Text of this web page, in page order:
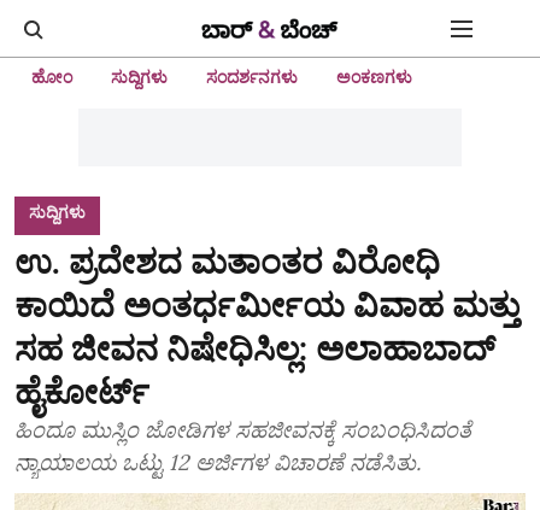
ಹೋಂ ಸುದ್ದಿಗಳು ಸಂದರ್ಶನಗಳು ಅಂಕಣಗಳು
ಸುದ್ದಿಗಳು
ಉ. ಪ್ರದೇಶದ ಮತಾಂತರ ವಿರೋಧಿ
ಕಾಯಿದೆ ಅಂತರ್ಧರ್ಮೀಯ ವಿವಾಹ ಮತ್ತು
ಸಹ ಜೀವನ ನಿಷೇಧಿಸಿಲ್ಲ: ಅಲಾಹಾಬಾದ್‌
ಹೈಕೋರ್ಟ್‌
ಹಿಂದೂ ಮುಸ್ಲಿಂ ಜೋಡಿಗಳ ಸಹಜೀವನಕ್ಕೆ ಸಂಬಂಧಿಸಿದಂತೆ
ನ್ಯಾಯಾಲಯ ಒಟ್ಟು 12 ಅರ್ಜಿಗಳ ವಿಚಾರಣೆ ನಡೆಸಿತು.